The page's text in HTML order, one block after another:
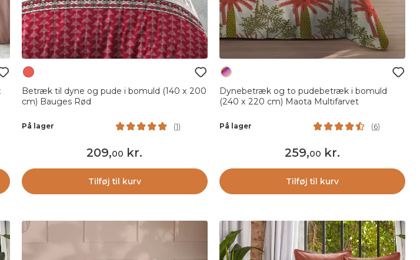
Betræk til dyne og pude i bomuld (140 x 200
cm) Bauges Rød
På lager (1)
209,00 kr.
Tilføj til kurv
Dynebetræk og to pudebetræk i bomuld
(240 x 220 cm) Maota Multifarvet
På lager (6)
259,00 kr.
Tilføj til kurv